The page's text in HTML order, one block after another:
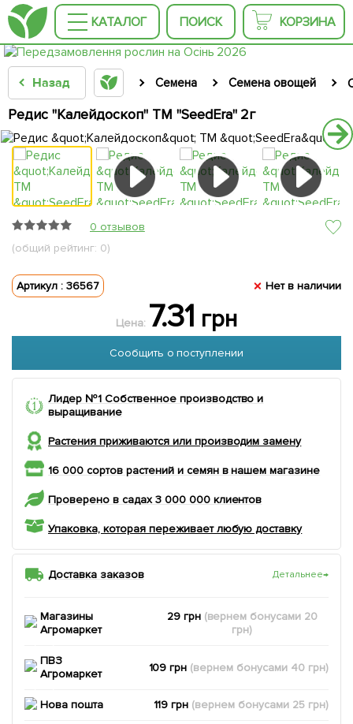
КАТАЛОГ ПОИСК КОРЗИНА
Назад Семена Семена овощей
Редис "Калейдоскоп" ТМ "SeedEra" 2г
0 отзывов
(общий рейтинг: 0)
Артикул : 36567 Нет в наличии
Цена: 7.31 грн
Сообщить о поступлении
Лидер №1 Собственное производство и
выращивание
Растения приживаются или производим замену
16 000 сортов растений и семян в нашем магазине
Проверено в садах 3 000 000 клиентов
Упаковка, которая переживает любую доставку
Доставка заказов Детальнее→
Магазины
Агромаркет
29 грн (вернем бонусами 20
грн)
ПВЗ
Агромаркет
109 грн (вернем бонусами 40 грн)
Нова пошта 119 грн (вернем бонусами 25 грн)